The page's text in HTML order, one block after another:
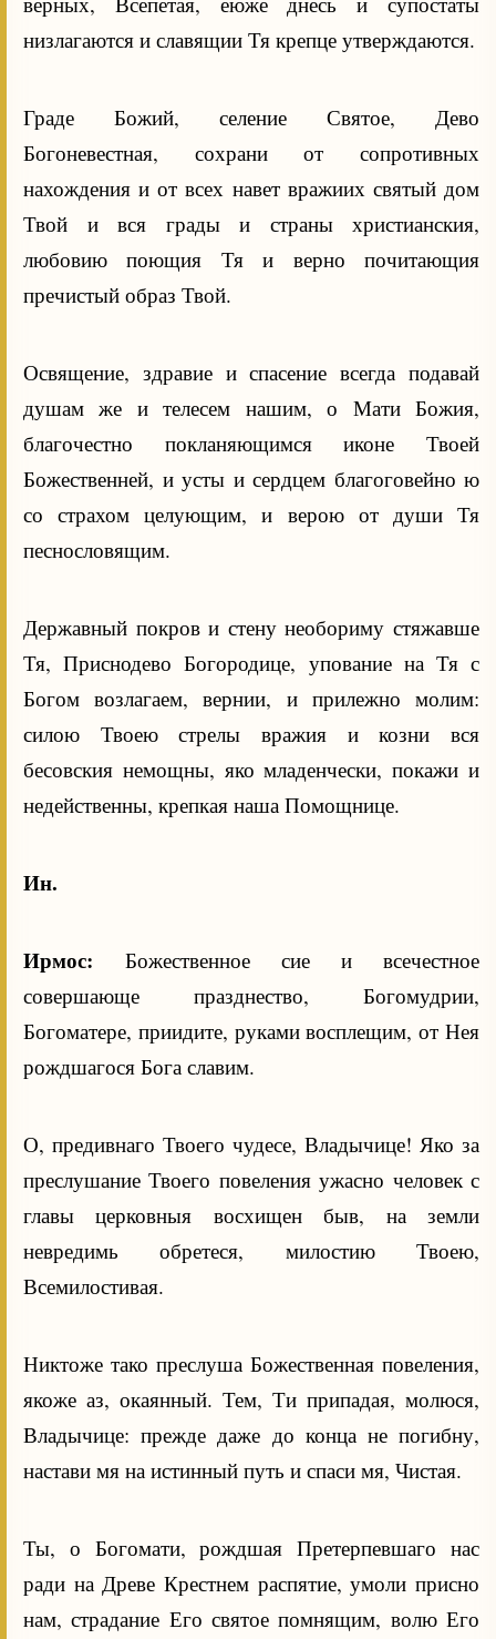
низлагаются и славящии Тя крепце утверждаются.
Граде Божий, селение Святое, Дево
Богоневестная, сохрани от сопротивных
нахождения и от всех навет вражиих святый дом
Твой и вся грады и страны христианския,
любовию поющия Тя и верно почитающия
пречистый образ Твой.
Освящение, здравие и спасение всегда подавай
душам же и телесем нашим, о Мати Божия,
благочестно покланяющимся иконе Твоей
Божественней, и усты и сердцем благоговейно ю
со страхом целующим, и верою от души Тя
песнословящим.
Державный покров и стену необориму стяжавше
Тя, Приснодево Богородице, упование на Тя с
Богом возлагаем, вернии, и прилежно молим:
силою Твоею стрелы вражия и козни вся
бесовския немощны, яко младенчески, покажи и
недейственны, крепкая наша Помощнице.
Ин.
Ирмос: Божественное сие и всечестное
совершающе празднество, Богомудрии,
Богоматере, приидите, руками восплещим, от Нея
рождшагося Бога славим.
О, предивнаго Твоего чудесе, Владычице! Яко за
преслушание Твоего повеления ужасно человек с
главы церковныя восхищен быв, на земли
невредимь обретеся, милостию Твоею,
Всемилостивая.
Никтоже тако преслуша Божественная повеления,
якоже аз, окаянный. Тем, Ти припадая, молюся,
Владычице: прежде даже до конца не погибну,
настави мя на истинный путь и спаси мя, Чистая.
Ты, о Богомати, рождшая Претерпевшаго нас
ради на Древе Крестнем распятие, умоли присно
нам, страдание Его святое помнящим, волю Его